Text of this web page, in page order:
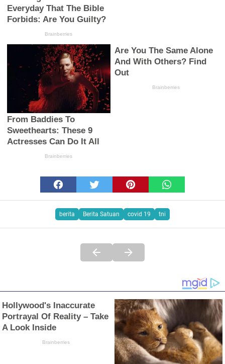
berita Berita Satuan covid 19 tni